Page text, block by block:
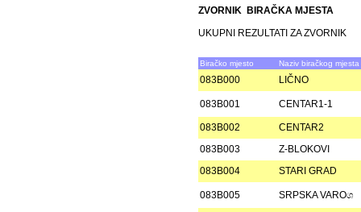
ZVORNIK BIRAČKA MJESTA
UKUPNI REZULTATI ZA ZVORNIK
Biračko mjesto Naziv biračkog mjesta
083B000 LIČNO
083B001 CENTAR1-1
083B002
CENTAR2
083B003
Z-BLOKOVI
083B004
STARI GRAD
083B005 SRPSKA VAROශ